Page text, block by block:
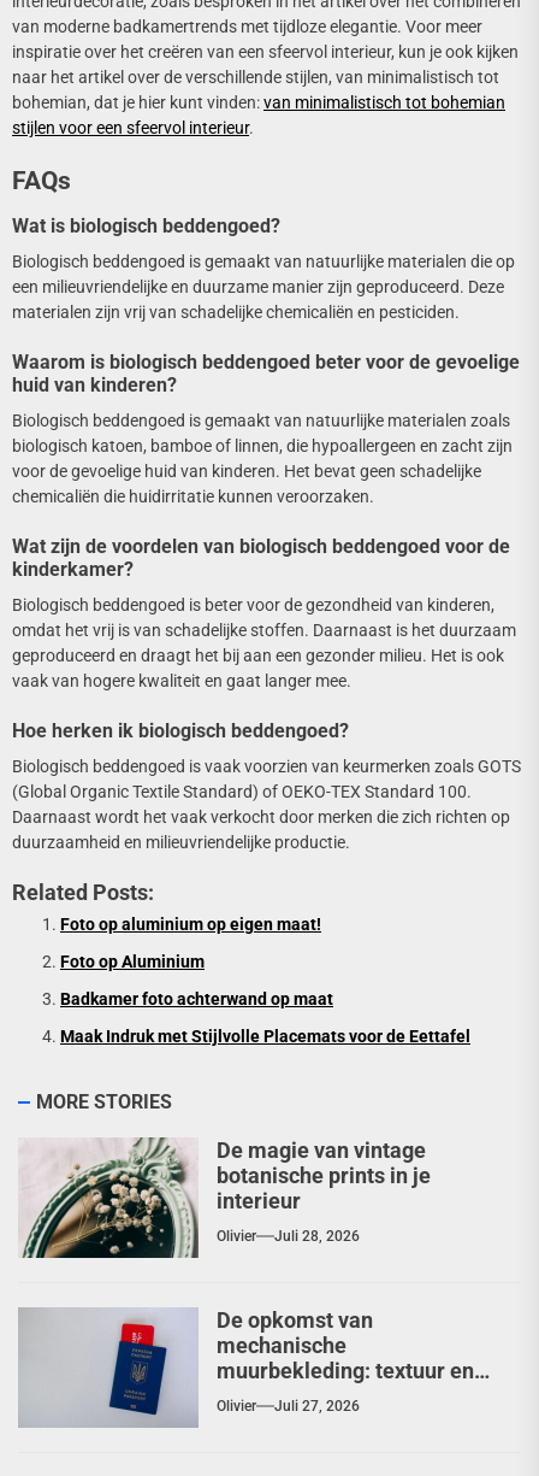
van moderne badkamertrends met tijdloze elegantie. Voor meer
inspiratie over het creëren van een sfeervol interieur, kun je ook kijken
naar het artikel over de verschillende stijlen, van minimalistisch tot
bohemian, dat je hier kunt vinden:van minimalistisch tot bohemian
stijlen voor een sfeervol interieur.
FAQs
Wat is biologisch beddengoed?
Biologisch beddengoed is gemaakt van natuurlijke materialen die op
een milieuvriendelijke en duurzame manier zijn geproduceerd. Deze
materialen zijn vrij van schadelijke chemicaliën en pesticiden.
Waarom is biologisch beddengoed beter voor de gevoelige
huid van kinderen?
Biologisch beddengoed is gemaakt van natuurlijke materialen zoals
biologisch katoen, bamboe of linnen, die hypoallergeen en zacht zijn
voor de gevoelige huid van kinderen. Het bevat geen schadelijke
chemicaliën die huidirritatie kunnen veroorzaken.
Wat zijn de voordelen van biologisch beddengoed voor de
kinderkamer?
Biologisch beddengoed is beter voor de gezondheid van kinderen,
omdat het vrij is van schadelijke stoffen. Daarnaast is het duurzaam
geproduceerd en draagt het bij aan een gezonder milieu. Het is ook
vaak van hogere kwaliteit en gaat langer mee.
Hoe herken ik biologisch beddengoed?
Biologisch beddengoed is vaak voorzien van keurmerken zoals GOTS
(Global Organic Textile Standard) of OEKO-TEX Standard 100.
Daarnaast wordt het vaak verkocht door merken die zich richten op
duurzaamheid en milieuvriendelijke productie.
Related Posts:
Foto op aluminium op eigen maat!
Foto op Aluminium
Badkamer foto achterwand op maat
Maak Indruk met Stijlvolle Placemats voor de Eettafel
MORE STORIES
De magie van vintage
botanische prints in je
interieur
Olivier Juli 28, 2026
De opkomst van
mechanische
muurbekleding: textuur en
diepte herontdekt
Olivier Juli 27, 2026